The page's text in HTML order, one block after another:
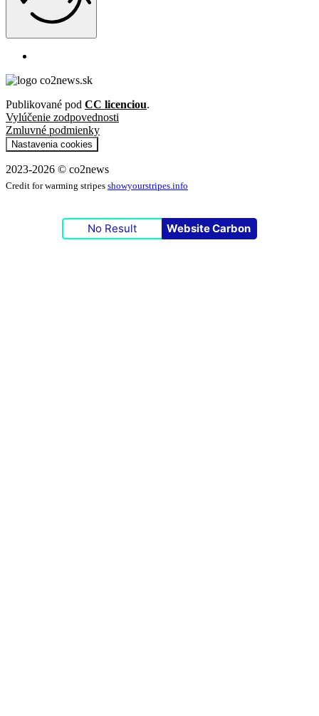
Publikované pod CC licenciou.
Vylúčenie zodpovednosti
Zmluvné podmienky
Nastavenia cookies
2023-2026 © co2news
Credit for warming stripes showyourstripes.info
No Result Website Carbon